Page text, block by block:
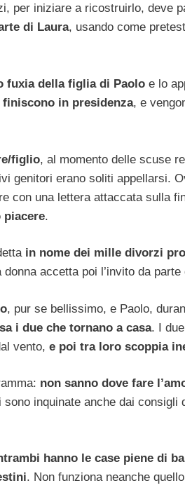
per iniziare a ricostruirlo, deve
di Laura, usando come
fuxia della figlia di Paolo e lo
finiscono in presidenza, e
figlio, al momento delle scuse
genitori erano soliti appellarsi.
con una lettera attaccata sulla
piacere.
in nome dei mille divorzi
accetta poi l’invito da parte
, pur se bellissimo, e Paolo,
i due che tornano a casa. I
vento, e poi tra loro scoppia
non sanno dove fare
inquinate anche dai consigli
hanno le case piene di
. Non funziona neanche